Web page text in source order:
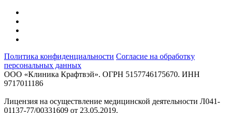
Политика конфиденциальности Согласие на обработку
персональных данных
ООО «Клиника Крафтвэй». ОГРН 5157746175670. ИНН
9717011186
Лицензия на осуществление медицинской деятельности Л041-
01137-77/00331609 от 23.05.2019.